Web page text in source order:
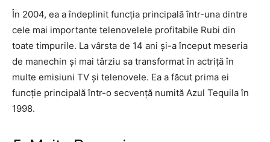
În 2004, ea a îndeplinit funcția principală într-una dintre
cele mai importante telenovelele profitabile Rubi din
toate timpurile. La vârsta de 14 ani și-a început meseria
de manechin și mai târziu sa transformat în actriță în
multe emisiuni TV și telenovele. Ea a făcut prima ei
funcție principală într-o secvență numită Azul Tequila în
1998.